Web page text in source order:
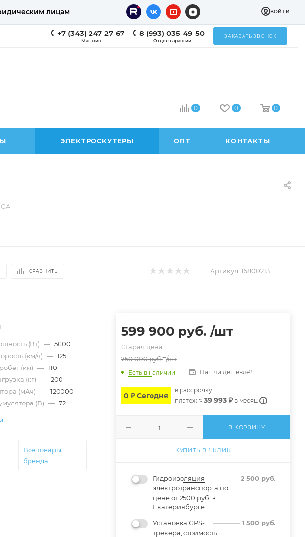
лицам ВОЙТИ
+7 (343) 247-27-67
Магазин
8 (993) 035-49-50
Отдел гарантии
ЗАКАЗАТЬ ЗВОНОК
0 0 0
ЭЛЕКТРОСКУТЕРЫ ОПТ КОНТАКТЫ
СРАВНИТЬ Артикул: 16800213
(Вт) — 5000
(км/ч) — 125
(км) — 110
(кг) — 200
(мАч) — 120000
(В) — 72
Все товары
бренда
599 900 руб. /шт
Старая цена
750 000руб. /шт
Есть в наличии Нашли дешевле?
0 ₽ Сегодня
в расcрочку
платеж ≈ 39 993 ₽в месяц
В КОРЗИНУ
КУПИТЬ В 1 КЛИК
Гидроизоляция
электротранспорта по
цене от 2500 руб. в
Екатеринбурге
2 500руб.
Установка GPS-
трекера, стоимость
1 500руб.